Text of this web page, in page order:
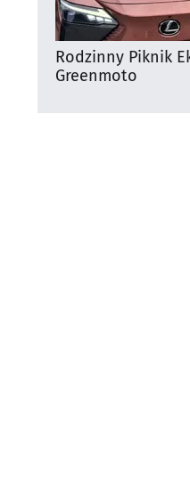
Rodzinny Piknik
Greenmoto